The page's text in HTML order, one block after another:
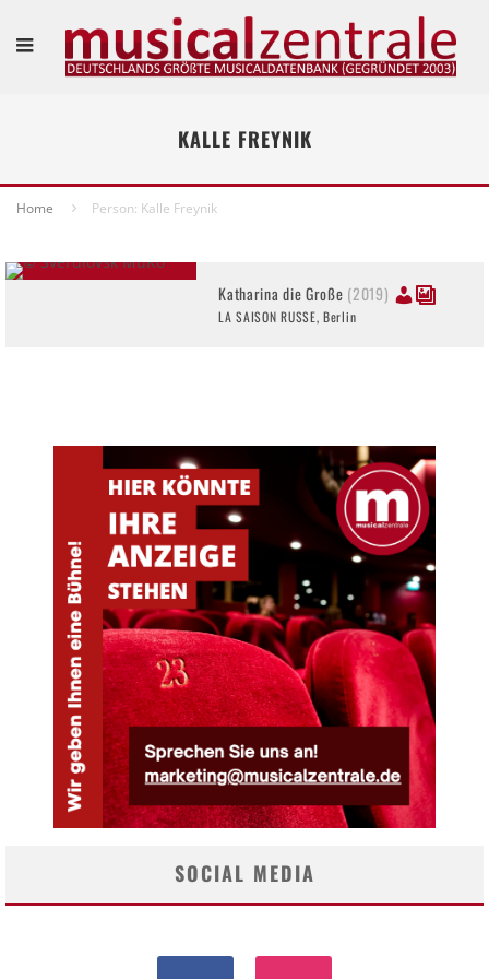
KALLE FREYNIK
Home Person: Kalle Freynik
Katharina die Große (2019)
LA SAISON RUSSE, Berlin
SOCIAL MEDIA